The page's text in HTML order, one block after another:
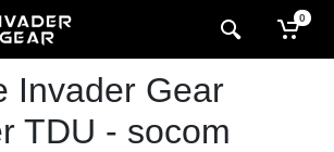
0
Invader Gear
TDU - socom